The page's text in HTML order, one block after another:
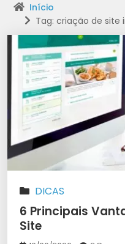
Início
Tag: criação de site
DICAS
6 Principais
Site